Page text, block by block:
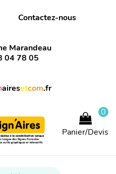
Contactez-nous
Marandeau
04 78 05
airesetcom.fr
0
Panier/Devis